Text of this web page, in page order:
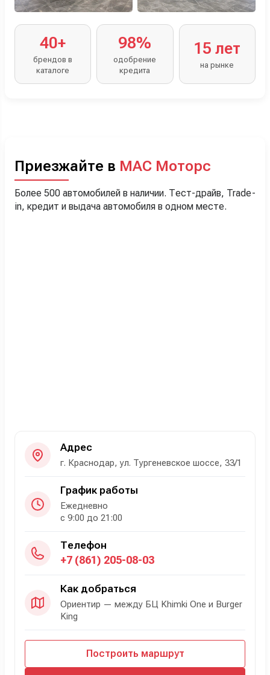
40+
брендов в
каталоге
98%
одобрение
кредита
15 лет
на рынке
Приезжайте в МАС Моторс
Более 500 автомобилей в наличии. Тест-драйв, Trade-
in, кредит и выдача автомобиля в одном месте.
Адрес
г. Краснодар, ул. Тургеневское шоссе, 33/1
График работы
Ежедневно
с 9:00 до 21:00
Телефон
+7 (861) 205-08-03
Как добраться
Ориентир — между БЦ Khimki One и Burger
King
Построить маршрут